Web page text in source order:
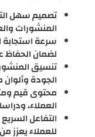
تصميم سهل
المنشورات
سرعة
لضمان الحفاظ
تنسيق
الجودة
محتوى قيم
العملاء،
التفاعل
للعملاء يعزز